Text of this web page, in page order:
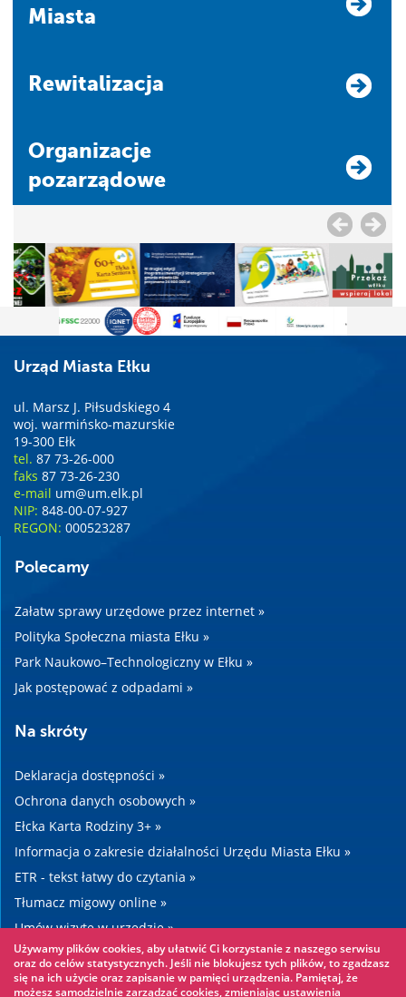
Miasta
Rewitalizacja
Organizacje
pozarządowe
Urząd Miasta Ełku
ul. Marsz J. Piłsudskiego 4
woj. warmińsko-mazurskie
19-300 Ełk
tel. 87 73-26-000
faks 87 73-26-230
e-mail um@um.elk.pl
NIP: 848-00-07-927
REGON: 000523287
Polecamy
Załatw sprawy urzędowe przez internet »
Polityka Społeczna miasta Ełku »
Park Naukowo–Technologiczny w Ełku »
Jak postępować z odpadami »
Na skróty
Deklaracja dostępności »
Ochrona danych osobowych »
Ełcka Karta Rodziny 3+ »
Informacja o zakresie działalności Urzędu Miasta Ełku »
ETR - tekst łatwy do czytania »
Tłumacz migowy online »
Umów wizytę w urzędzie »
Drogi »
Używamy plików cookies, aby ułatwić Ci korzystanie z naszego serwisu
oraz do celów statystycznych. Jeśli nie blokujesz tych plików, to zgadzasz
się na ich użycie oraz zapisanie w pamięci urządzenia. Pamiętaj, że
możesz samodzielnie zarządzać cookies, zmieniając ustawienia